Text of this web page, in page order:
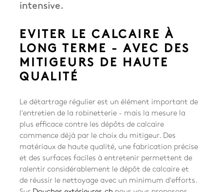
intensive.
EVITER LE CALCAIRE À
LONG TERME - AVEC DES
MITIGEURS DE HAUTE
QUALITÉ
Le détartrage régulier est un élément important de
l'entretien de la robinetterie - mais la mesure la
plus efficace contre les dépôts de calcaire
commence déjà par le choix du mitigeur. Des
matériaux de haute qualité, une fabrication précise
et des surfaces faciles à entretenir permettent de
ralentir considérablement le dépôt de calcaire et
de réussir le nettoyage avec un minimum d'efforts.